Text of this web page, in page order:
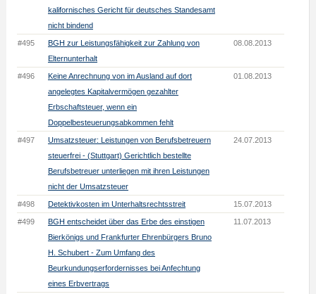
kalifornisches Gericht für deutsches Standesamt
nicht bindend
#495
BGH zur Leistungsfähigkeit zur Zahlung von
Elternunterhalt
08.08.2013
#496
Keine Anrechnung von im Ausland auf dort
angelegtes Kapitalvermögen gezahlter
Erbschaftsteuer, wenn ein
Doppelbesteuerungsabkommen fehlt
01.08.2013
#497
Umsatzsteuer: Leistungen von Berufsbetreuern
steuerfrei - (Stuttgart) Gerichtlich bestellte
Berufsbetreuer unterliegen mit ihren Leistungen
nicht der Umsatzsteuer
24.07.2013
#498 Detektivkosten im Unterhaltsrechtsstreit 15.07.2013
#499
BGH entscheidet über das Erbe des einstigen
Bierkönigs und Frankfurter Ehrenbürgers Bruno
H. Schubert - Zum Umfang des
Beurkundungserfordernisses bei Anfechtung
eines Erbvertrags
11.07.2013